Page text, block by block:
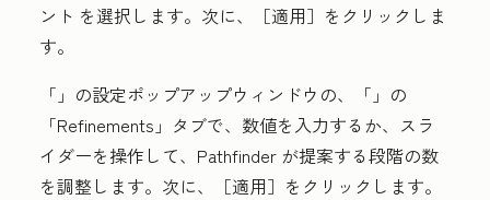
ント を選択します。次に、
［適用］をクリックしま
す。
「 」の設定ポップアップウィンドウの、「 」の
「Refinements」 タブで、 数値を入力するか、 スラ
イダーを操作して、Pathfinder が提案する段階の数
を調整します。 次に、
［適用］をクリックします。